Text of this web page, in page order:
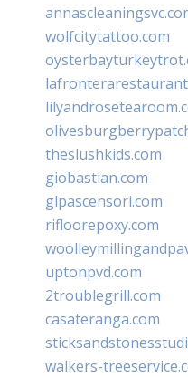
wolfcitytattoo.com
theslushkids.com
giobastian.com
glpascensori.com
rifloorepoxy.com
uptonpvd.com
2troublegrill.com
casateranga.com
walkers-